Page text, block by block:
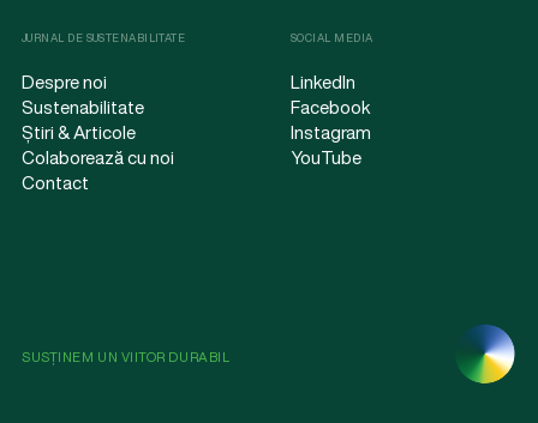
JURNAL DE SUSTENABILITATE
Despre noi
Sustenabilitate
Știri & Articole
Colaborează cu noi
Contact
SOCIAL MEDIA
LinkedIn
Facebook
Instagram
YouTube
SUSȚINEM UN VIITOR DURABIL